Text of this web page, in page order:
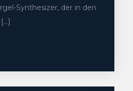
Synthesizer, der in den